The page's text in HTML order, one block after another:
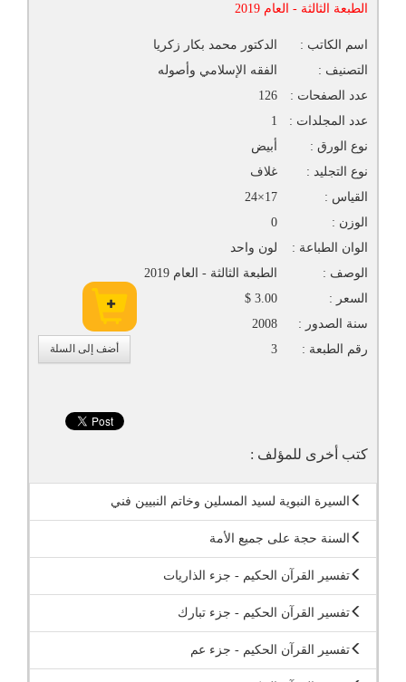
أضف إلى السلة
الطبعة الثالثة - العام 2019
اسم الكاتب :
الدكتور محمد بكار زكريا
التصنيف :
الفقه الإسلامي وأصوله
عدد الصفحات :
126
عدد المجلدات :
1
نوع الورق :
أبيض
نوع التجليد :
غلاف
القياس :
17×24
الوزن :
0
الوان الطباعة :
لون واحد
الوصف :
الطبعة الثالثة - العام 2019
السعر :
3.00 $
سنة الصدور :
2008
رقم الطبعة :
3
كتب أخرى للمؤلف :
السيرة النبوية لسيد المسلين وخاتم النبيين فني
السنة حجة على جميع الأمة
تفسير القرآن الحكيم - جزء الذاريات
تفسير القرآن الحكيم - جزء تبارك
تفسير القرآن الحكيم - جزء عم